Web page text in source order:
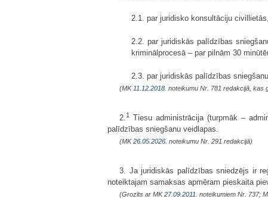
2.1. par juridisko konsultāciju
2.2. par juridiskās palīdzības
kriminālprocesā – par pilnām 30
2.3. par juridiskās palīdzības
(MK 11.12.2018. noteikumu Nr. 781 redakcijā, kas
2. 1
Tiesu administrācija (turpmāk –
palīdzības sniegšanu veidlapas.
(MK26.05.2026. noteikumu Nr. 291 redakcijā)
3. Ja juridiskās palīdzības sniedzējs ir
noteiktajam samaksas apmēram pieskaita
(Grozīts ar MK27.09.2011. noteikumiem Nr. 737;